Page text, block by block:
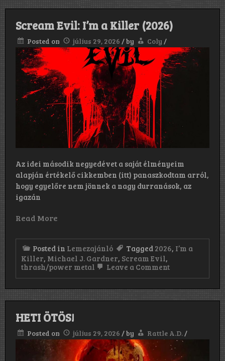
Scream Evil: I’m a Killer (2026)
Posted on július 29, 2026 /by Coly /
Az idei második negyedévet a saját élményeim
alapján értékelő cikkemben (itt) panaszkodtam arról,
hogy egyelőre nem jönnek a nagy durranások, az
igazán
Read More
Posted in Lemezajánló Tagged 2026, I’m a
Killer, Michael J. Gardner, Scream Evil,
thrash/power metal
Leave a Commenton
I’m
a
HETI ÖTÖS!
Posted on július 29, 2026 /by Rattle A.D. /